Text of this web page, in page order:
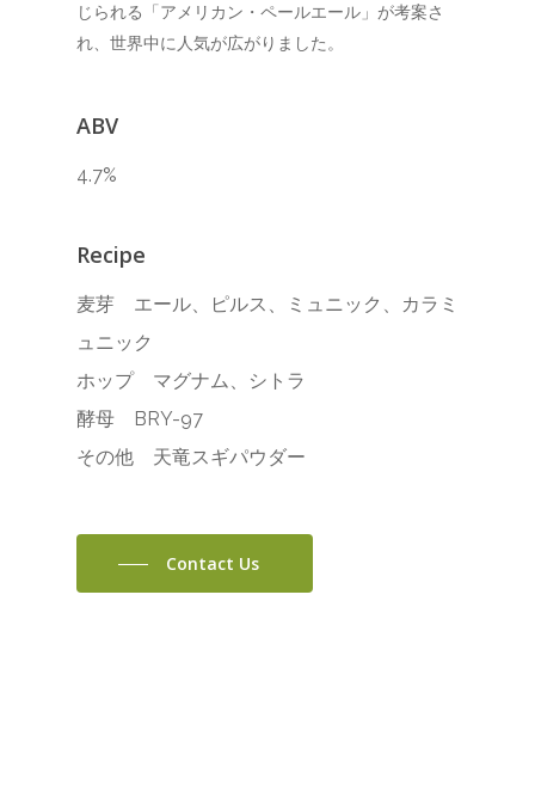
じられる「アメリカン・ペールエール」が考案さ
れ、世界中に人気が広がりました。
ABV
4.7%
Recipe
麦芽 エール、ピルス、ミュニック、カラミ
ュニック
ホップ マグナム、シトラ
酵母 BRY-97
その他 天竜スギパウダー
Contact Us
お問い合わせ